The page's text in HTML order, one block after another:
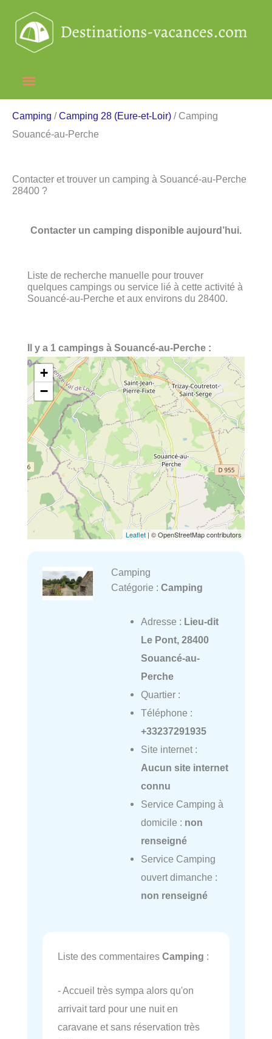
contenu
Menu
principal
Camping /Camping 28 (Eure-et-Loir) / Camping
Souancé-au-Perche
Contacter et trouver un camping à Souancé-au-Perche
28400 ?
Contacter un camping disponible aujourd’hui.
Liste de recherche manuelle pour trouver
quelques campings ou service lié à cette activité à
Souancé-au-Perche et aux environs du 28400.
Il y a 1 campings à Souancé-au-Perche :
+
−
Leaflet | © OpenStreetMap contributors
Camping
Catégorie : Camping
Adresse : Lieu-dit
Le Pont, 28400
Souancé-au-
Perche
Quartier :
Téléphone :
+33237291935
Site internet :
Aucun site internet
connu
Service Camping à
domicile : non
renseigné
Service Camping
ouvert dimanche :
non renseigné
Liste des commentaires Camping :
- Accueil très sympa alors qu'on
arrivait tard pour une nuit en
caravane et sans réservation très